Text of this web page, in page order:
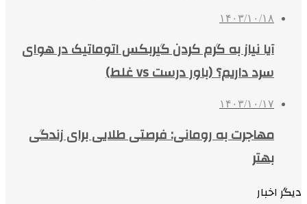
۱۴۰۳/۱۰/۱۸
آیا نیاز به گرم کردن گیربکس اتوماتیک در هوای
سرد داریم؟ (باور درست vs غلط)
۱۴۰۳/۱۰/۱۷
مهاجرت به رومانی: فرصتی طلایی برای زندگی
بهتر
دیگر اخبار